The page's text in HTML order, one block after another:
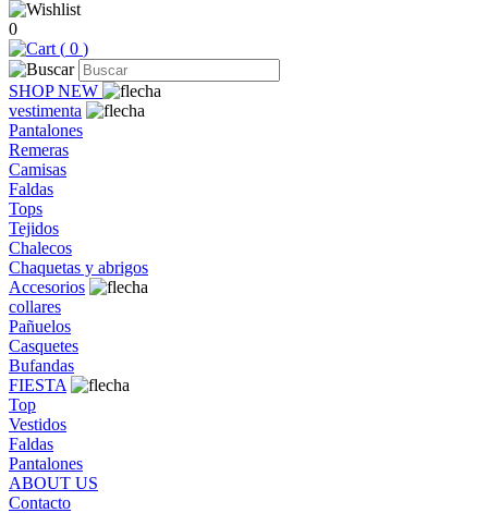
0
( 0 )
SHOP NEW
vestimenta
Pantalones
Remeras
Camisas
Faldas
Tops
Tejidos
Chalecos
Chaquetas y abrigos
Accesorios
collares
Pañuelos
Casquetes
Bufandas
FIESTA
Top
Vestidos
Faldas
Pantalones
ABOUT US
Contacto